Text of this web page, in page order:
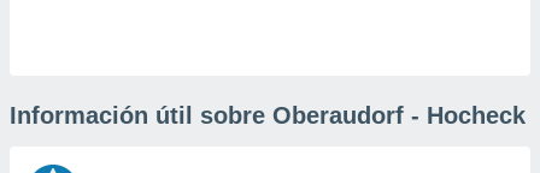
Información útil sobre Oberaudorf - Hocheck